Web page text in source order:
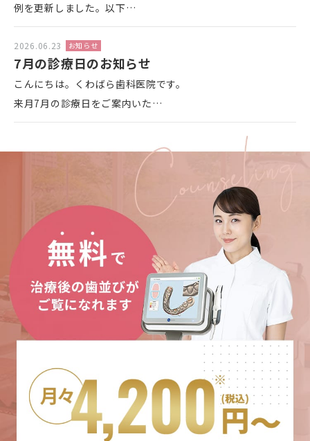
例を更新しました。以下…
2026.06.23 お知らせ
7月の診療日のお知らせ
こんにちは。くわばら歯科医院です。
来月7月の診療日をご案内いた…